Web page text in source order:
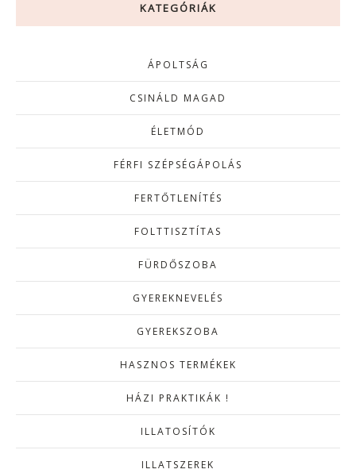
KATEGÓRIÁK
ÁPOLTSÁG
CSINÁLD MAGAD
ÉLETMÓD
FÉRFI SZÉPSÉGÁPOLÁS
FERTŐTLENÍTÉS
FOLTTISZTÍTAS
FÜRDŐSZOBA
GYEREKNEVELÉS
GYEREKSZOBA
HASZNOS TERMÉKEK
HÁZI PRAKTIKÁK !
ILLATOSÍTÓK
ILLATSZEREK